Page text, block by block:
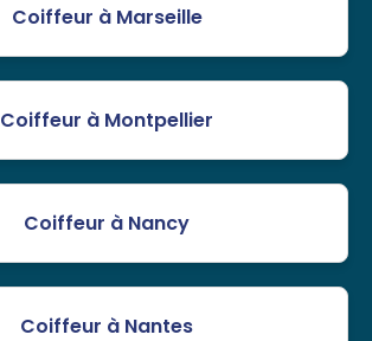
Coiffeur à Marseille
Coiffeur à Montpellier
Coiffeur à Nancy
Coiffeur à Nantes